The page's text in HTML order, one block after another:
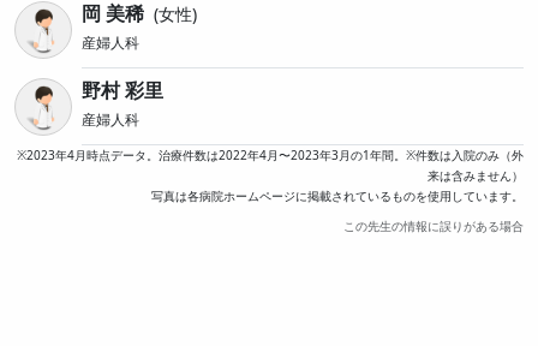
岡 美稀 女性
産婦人科
野村 彩里
産婦人科
※2023年4月時点データ。治療件数は2022年4月〜2023年3月の1年間。※件数は入院のみ（外
来は含みません）
写真は各病院ホームページに掲載されているものを使用しています。
この先生の情報に誤りがある場合